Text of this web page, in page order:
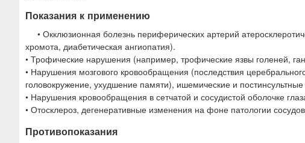
Показания к применению
• Окклюзионная болезнь периферических артерий
хромота, диабетическая ангиопатия).
• Трофические нарушения (например, трофические язвы голеней,
• Нарушения мозгового кровообращения (последствия
головокружение, ухудшение памяти), ишемические и постинсультные
• Нарушения кровообращения в сетчатой и сосудистой оболочке
• Отосклероз, дегенеративные изменения на фоне патологии
Противопоказания